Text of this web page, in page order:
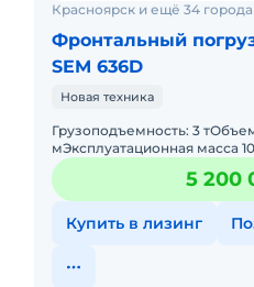
Красноярск и ещё 34 города
Фронтальный
SEM 636D
Новая техника
Грузоподъемность: 3
мЭксплуатационная масса
м3.Грузоподъемность: 3000
WP6G125E22 (Евро- 5 200
Купить в лизинг